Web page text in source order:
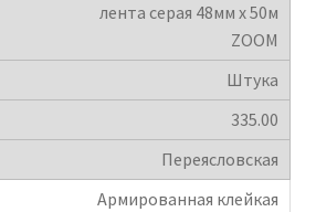
лента серая 48мм х 50м
ZOOM
Штука
335.00
Переясловская
Армированная клейкая